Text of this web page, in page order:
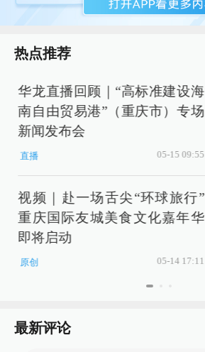
热点推荐
华龙直播回顾｜“高标准建设海
南自由贸易港”（重庆市）专场
新闻发布会
直播 05-15 09:55
视频｜赴一场舌尖“环球旅行”
重庆国际友城美食文化嘉年华
即将启动
原创 05-14 17:11
最新评论